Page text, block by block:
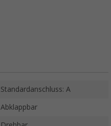
Standardanschluss: A
Abklappbar